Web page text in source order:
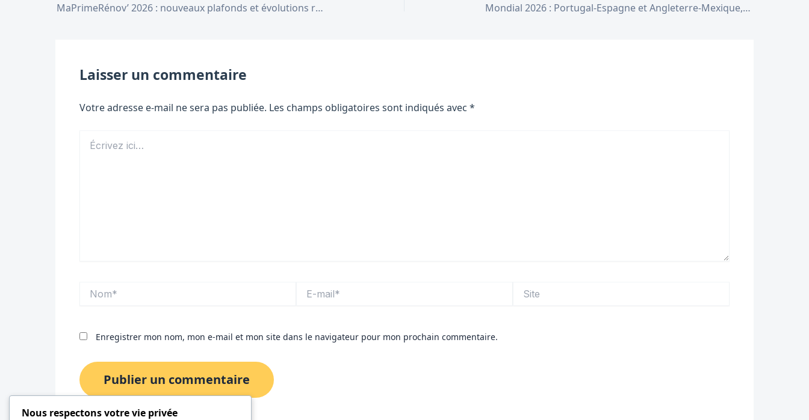
MaPrimeRénov’ 2026 : nouveaux plafonds et évolutions réglementaires du 1er juillet Mondial 2026 : Portugal-Espagne et Angleterre-Mexique, la journée choc du 6 juillet
Laisser un commentaire
Votre adresse e-mail ne sera pas publiée. Les champs obligatoires sont indiqués avec *
ici…
mail*
Enregistrer mon nom, mon e-mail et mon site dans le navigateur pour mon prochain commentaire.
Nous respectons votre vie privée